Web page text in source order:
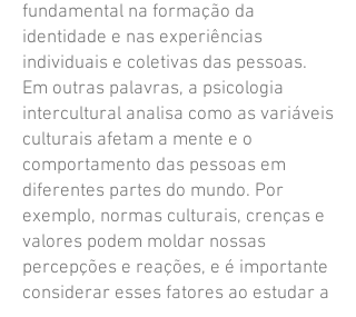
fundamental na formação da
identidade e nas experiências
individuais e coletivas das pessoas.
Em outras palavras, a psicologia
intercultural analisa como as variáveis
culturais afetam a mente e o
comportamento das pessoas em
diferentes partes do mundo. Por
exemplo, normas culturais, crenças e
valores podem moldar nossas
percepções e reações, e é importante
considerar esses fatores ao estudar a